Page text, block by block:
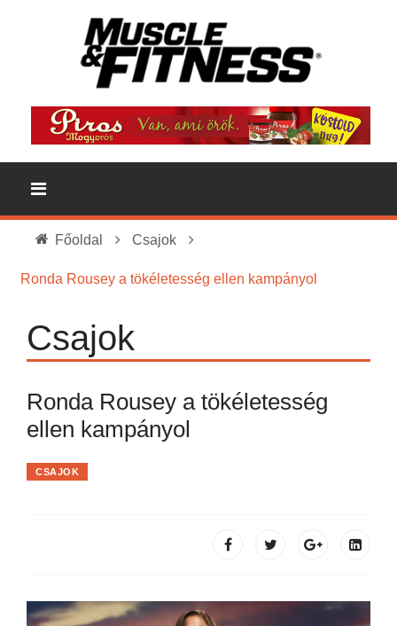
Főoldal Csajok
Ronda Rousey a tökéletesség ellen kampányol
Csajok
Ronda Rousey a tökéletesség
ellen kampányol
CSAJOK